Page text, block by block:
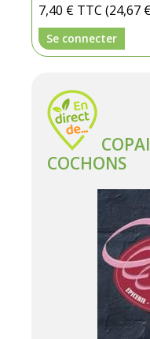
7,40 € TTC (24,67
Se connecter
COCHONS